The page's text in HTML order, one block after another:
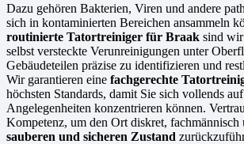
Dazu gehören Bakterien, Viren und andere
sich in kontaminierten Bereichen ansammeln
routinierte Tatortreiniger für Braak sind wir
selbst versteckte Verunreinigungen unter
Gebäudeteilen präzise zu identifizieren und
Wir garantieren eine fachgerechte
höchsten Standards, damit Sie sich vollends
Angelegenheiten konzentrieren können.
Kompetenz, um den Ort diskret, fachmännisch
sauberen und sicheren Zustand